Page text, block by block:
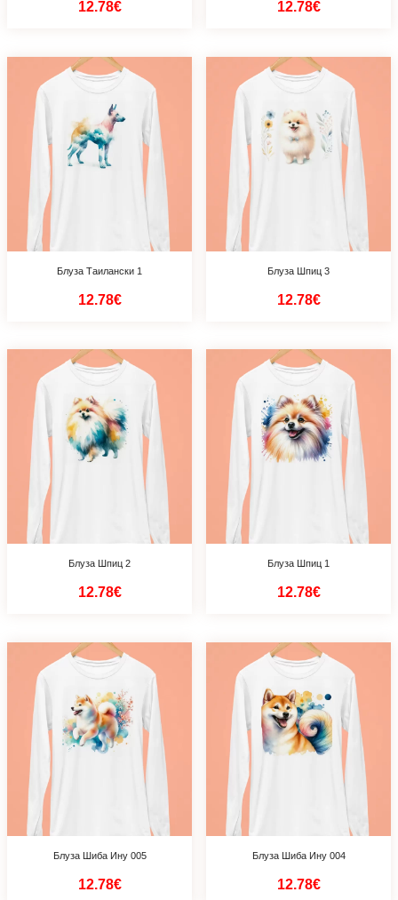
12.78€ 12.78€
Блуза Таилански 1
12.78€
Блуза Шпиц 3
12.78€
Блуза Шпиц 2
12.78€
Блуза Шпиц 1
12.78€
Блуза Шиба Ину 005
12.78€
Блуза Шиба Ину 004
12.78€